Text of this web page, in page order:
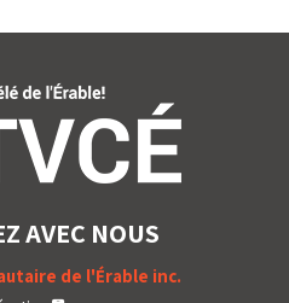
AVEC NOUS
de l'Érable inc.